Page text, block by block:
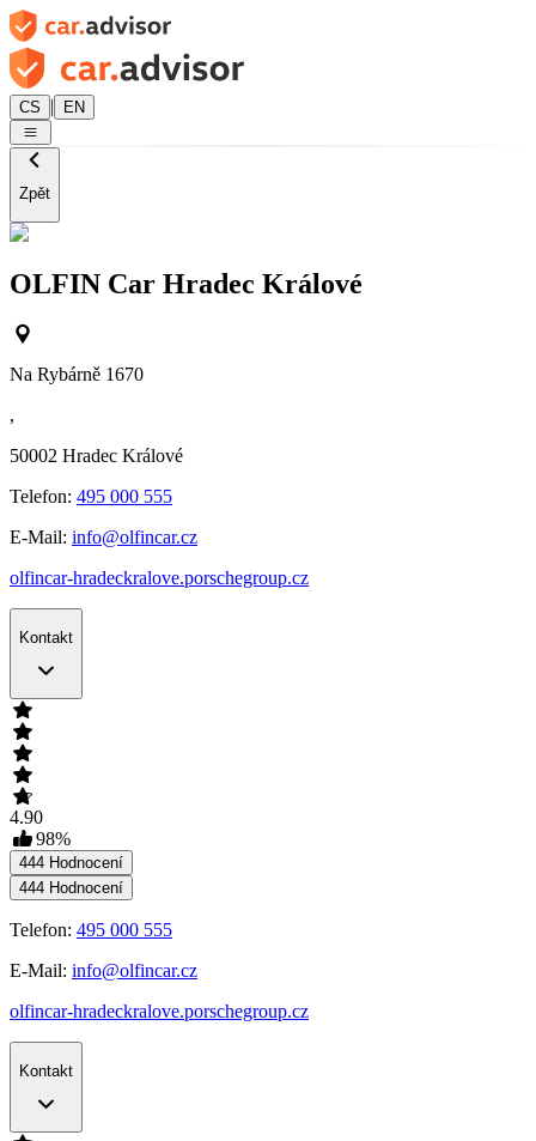
CS | EN
Zpět
OLFIN Car Hradec Králové
Na Rybárně 1670
,
50002 Hradec Králové
Telefon: 495 000 555
E-Mail: info@olfincar.cz
olfincar-hradeckralove.porschegroup.cz
Kontakt
4.90
98%
444 Hodnocení
444 Hodnocení
Telefon: 495 000 555
E-Mail: info@olfincar.cz
olfincar-hradeckralove.porschegroup.cz
Kontakt